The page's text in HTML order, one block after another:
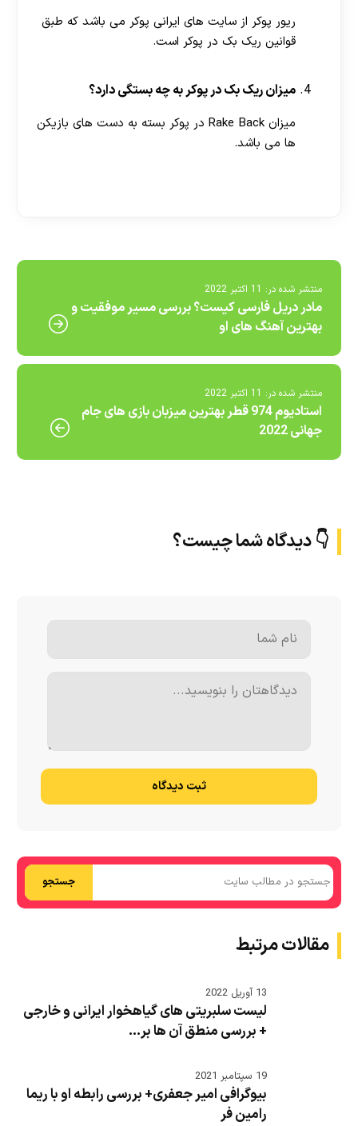
ریور پوکر از سایت های ایرانی پوکر می باشد که طبق
قوانین ریک بک در پوکر است.
میزان ریک بک در پوکر به چه بستگی دارد؟
میزان Rake Back در پوکر بسته به دست های بازیکن
ها می باشد.
منتشر شده در: 11 اکتبر 2022
مادر دریل فارسی کیست؟ بررسی مسیر موفقیت و
بهترین آهنگ های او
منتشر شده در: 11 اکتبر 2022
استادیوم 974 قطر بهترین میزبان بازی های جام
جهانی 2022
👇 دیدگاه شما چیست؟
ثبت دیدگاه
جستجو
مقالات مرتبط
13 آوریل 2022
لیست سلبریتی های گیاهخوار ایرانی و خارجی
+ بررسی منطق آن ها بر...
19 سپتامبر 2021
بیوگرافی امیر جعفری+ بررسی رابطه او با ریما
رامین فر